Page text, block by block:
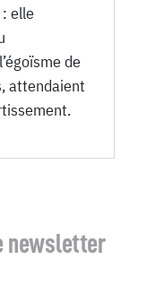
elle
de
attendaient
newsletter